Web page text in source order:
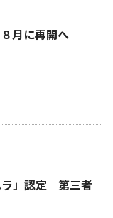
月に再開へ
ラ」認定 第三者